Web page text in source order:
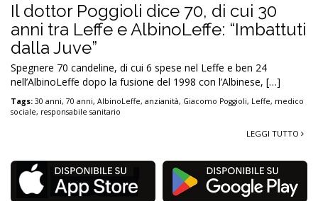
Il dottor Poggioli dice 70, di cui 30
anni tra Leffe e AlbinoLeffe: “Imbattuti
dalla Juve”
Spegnere 70 candeline, di cui 6 spese nel Leffe e ben 24
nell’AlbinoLeffe dopo la fusione del 1998 con l’Albinese, […]
Tags: 30 anni, 70 anni, AlbinoLeffe, anzianità, Giacomo Poggioli, Leffe, medico
sociale, responsabile sanitario
LEGGI TUTTO